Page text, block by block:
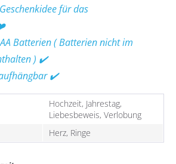
für das
Batterien ( Batterien nicht im
) ✔️
✔️
Hochzeit, Jahrestag,
Liebesbeweis, Verlobung
Herz, Ringe